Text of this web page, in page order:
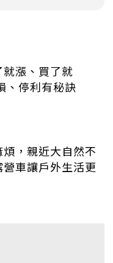
就漲、買了就
、停利有秘訣
，親近大自然不
車讓戶外生活更